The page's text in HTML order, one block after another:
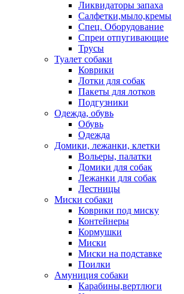
Ликвидаторы запаха
Салфетки,мыло,кремы
Спец. Оборудование
Спреи отпугивающие
Трусы
Туалет собаки
Коврики
Лотки для собак
Пакеты для лотков
Подгузники
Одежда, обувь
Обувь
Одежда
Домики, лежанки, клетки
Вольеры, палатки
Домики для собак
Лежанки для собак
Лестницы
Миски собаки
Коврики под миску
Контейнеры
Кормушки
Миски
Миски на подставке
Поилки
Амуниция собаки
Карабины,вертлюги